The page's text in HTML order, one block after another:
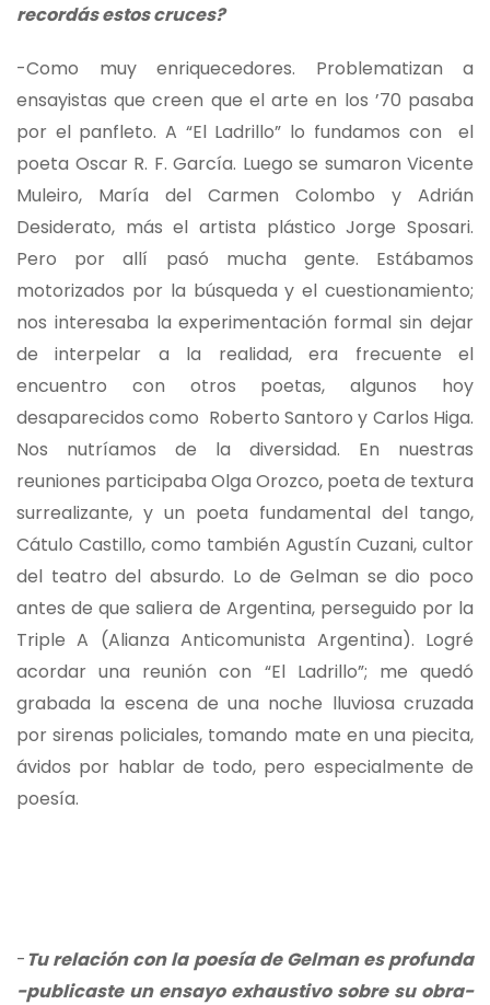
recordás estos cruces?
-Como muy enriquecedores. Problematizan a
ensayistas que creen que el arte en los ’70 pasaba
por el panfleto. A “El Ladrillo” lo fundamos con el
poeta Oscar R. F. García. Luego se sumaron Vicente
Muleiro, María del Carmen Colombo y Adrián
Desiderato, más el artista plástico Jorge Sposari.
Pero por allí pasó mucha gente. Estábamos
motorizados por la búsqueda y el cuestionamiento;
nos interesaba la experimentación formal sin dejar
de interpelar a la realidad, era frecuente el
encuentro con otros poetas, algunos hoy
desaparecidos como Roberto Santoro y Carlos Higa.
Nos nutríamos de la diversidad. En nuestras
reuniones participaba Olga Orozco, poeta de textura
surrealizante, y un poeta fundamental del tango,
Cátulo Castillo, como también Agustín Cuzani, cultor
del teatro del absurdo. Lo de Gelman se dio poco
antes de que saliera de Argentina, perseguido por la
Triple A (Alianza Anticomunista Argentina). Logré
acordar una reunión con “El Ladrillo”; me quedó
grabada la escena de una noche lluviosa cruzada
por sirenas policiales, tomando mate en una piecita,
ávidos por hablar de todo, pero especialmente de
poesía.
-Tu relación con la poesía de Gelman es profunda
-publicaste un ensayo exhaustivo sobre su obra-